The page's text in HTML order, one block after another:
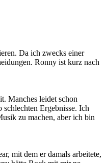
Da ich zwecks einer
Ronny ist kurz nach
Manches leidet schon
Ergebnisse. Ich
zu machen, aber ich bin
mit dem er damals arbeitete,